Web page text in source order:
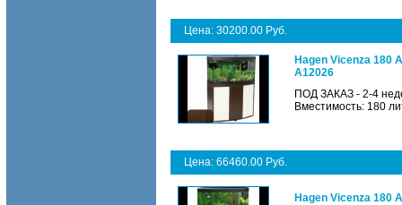
Цена: 30200.00 Руб.
Hagen Vicenza 180
A12026
ПОД ЗАКАЗ - 2-4
Вместимость: 180
Цена: 66460.00 Руб.
Hagen Vicenza 180